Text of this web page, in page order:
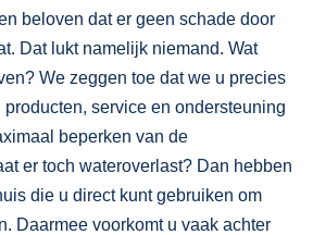
beloven dat er geen schade door
Dat lukt namelijk niemand. Wat
We zeggen toe dat we u precies
service en ondersteuning
beperken van de
er toch wateroverlast? Dan hebben
die u direct kunt gebruiken om
Daarmee voorkomt u vaak achter